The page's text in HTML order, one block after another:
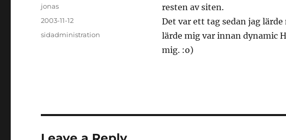
resten av siten.
Det var ett tag sedan jag
lärde mig var innan dynamic
mig. :o)
Author
jonas
Posted
on
2003-11-12
Categories
sidadministration